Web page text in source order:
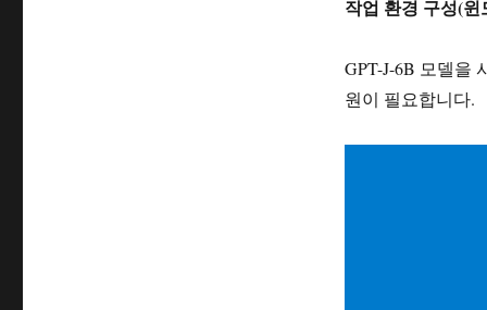
작업 환경 구성(
GPT-J-6B 모델을
원이 필요합니다.